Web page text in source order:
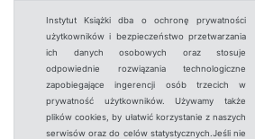
Instytut Książki dba o ochronę prywatności
użytkowników i bezpieczeństwo przetwarzania
ich danych osobowych oraz stosuje
odpowiednie rozwiązania technologiczne
zapobiegające ingerencji osób trzecich w
prywatność użytkowników. Używamy także
plików cookies, by ułatwić korzystanie z naszych
serwisów oraz do celów statystycznych.Jeśli nie